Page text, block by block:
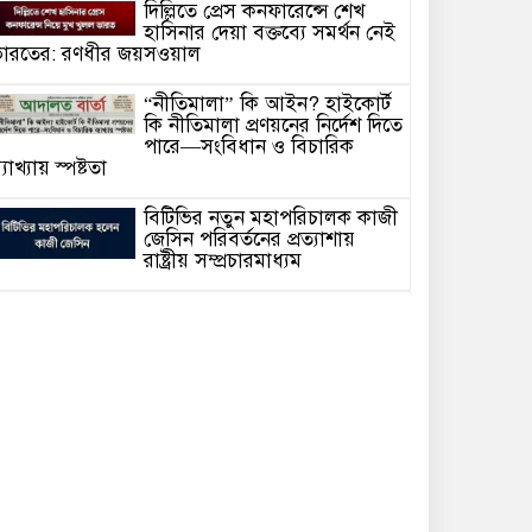
দিল্লিতে প্রেস কনফারেন্সে শেখ
হাসিনার দেয়া বক্তব্যে সমর্থন নেই
রণধীর জয়সওয়াল
“নীতিমালা” কি আইন? হাইকোর্ট
কি নীতিমালা প্রণয়নের নির্দেশ দিতে
পারে—সংবিধান ও বিচারিক
স্পষ্টতা
বিটিভির নতুন মহাপরিচালক কাজী
জেসিন পরিবর্তনের প্রত্যাশায়
রাষ্ট্রীয় সম্প্রচারমাধ্যম